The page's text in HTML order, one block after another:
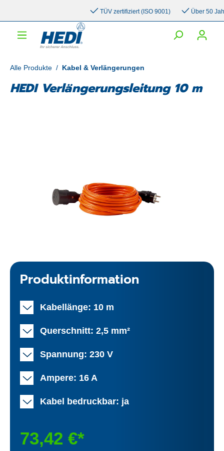
TÜV zertifiziert (ISO 9001) Über 50 Jahre
Alle Produkte / Kabel & Verlängerungen
HEDI Verlängerungsleitung 10 m
Produktinformation
Kabellänge: 10 m
Querschnitt: 2,5 mm²
Spannung: 230 V
Ampere: 16 A
Kabel bedruckbar: ja
73,42 €*